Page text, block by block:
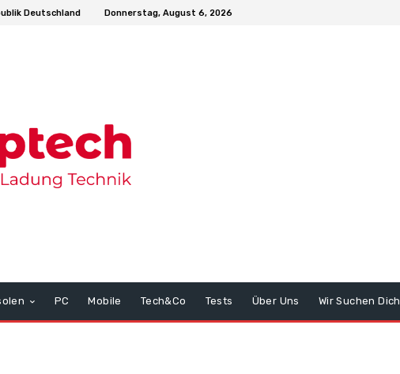
Deutschland Donnerstag, August 6, 2026
PC Mobile Tech&Co Tests Über Uns Wir Suchen Dich